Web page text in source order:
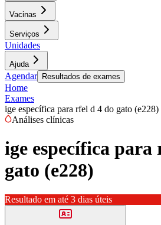
Vacinas
Serviços
Unidades
Ajuda
Agendar Resultados de exames
Home
Exames
ige específica para rfel d 4 do gato (e228)
Análises clínicas
ige específica para
gato (e228)
Resultado em até 3 dias úteis